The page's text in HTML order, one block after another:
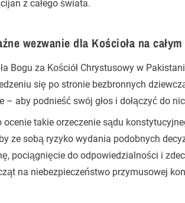
z całego świata.
wezwanie dla Kościoła na
Bogu za Kościół Chrystusowy w
się po stronie bezbronnych
– aby podnieść swój głos i dołączyć do
ocenie takie orzeczenie sądu
ze sobą ryzyko wydania podobnych
pociągnięcie do odpowiedzialności i
na niebezpieczeństwo przymusowej